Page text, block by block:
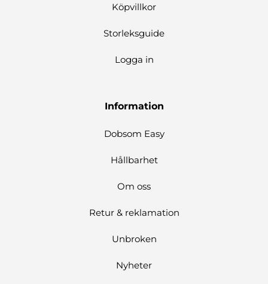
Köpvillkor
Storleksguide
Logga in
Information
Dobsom Easy
Hållbarhet
Om oss
Retur & reklamation
Unbroken
Nyheter